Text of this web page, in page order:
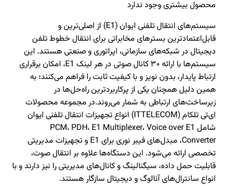
محصول بیشتری وجود ندارد
سیستم‌های انتقال تلفنی ایوان (E1) از اصلی‌ترین و
قابل‌اعتمادترین بسترهای مخابراتی برای انتقال خطوط تلفن
دیجیتال در شبکه‌های سازمانی، اپراتوری و صنعتی هستند. این
سیستم‌ها با ارائه ۳۰ کانال صوتی در هر لینک E1، امکان برقراری
ارتباط پایدار، بدون نویز و با کیفیت ثابت را فراهم می‌کنند؛ به
همین دلیل همچنان یکی از پرکاربردترین راه‌حل‌ها در
زیرساخت‌های ارتباطی به شمار می‌روند.در مجموعه محصولات
ای‌تی تلکام (ITTELECOM) انواع تجهیزات انتقال تلفنی ایوان
شامل PCM، PDH، E1 Multiplexer، Voice over E1
Converter، مبدل‌های فیبر نوری برای E1 و تجهیزات مدیریتی
تخصصی ارائه می‌شود. این دستگاه‌ها علاوه بر انتقال صوت،
قابلیت حمل داده، سیگنالینگ و کانال‌های مدیریتی را نیز دارند و با
انواع سانترال‌های آنالوگ و دیجیتال سازگار هستند.